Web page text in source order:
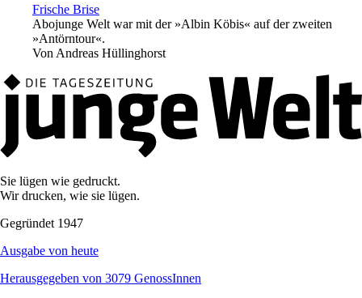
Frische Brise
Abojunge Welt war mit der »Albin Köbis« auf der zweiten
»Antörntour«.
Von Andreas Hüllinghorst
Sie lügen wie gedruckt.
Wir drucken, wie sie lügen.
Gegründet 1947
Ausgabe von heute
Herausgegeben von 3079 GenossInnen